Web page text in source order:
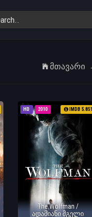
Მთავარი
HD 2010 IMDB 5.851
The Wolfman /
ადამიანი მგელი